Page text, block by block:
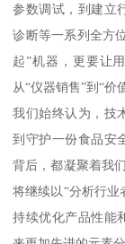
参数调试，到建立
诊断等一系列全方
起”机器，更要让
从“仪器销售”到“价
我们始终认为，技
到守护一份食品安
背后，都凝聚着我
将继续以“分析行业
持续优化产品性能